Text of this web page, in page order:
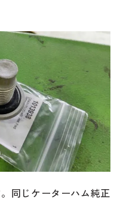
同じケーターハム純正